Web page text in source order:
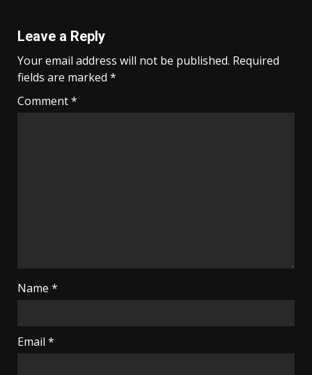
Leave a Reply
Your email address will not be published. Required
fields are marked *
Comment*
Name *
Email *